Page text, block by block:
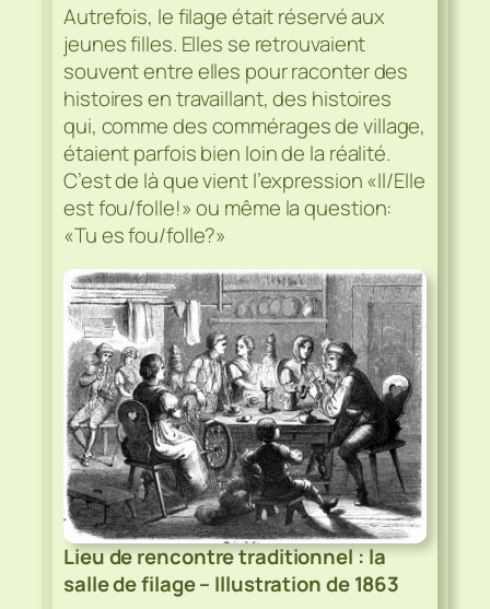
Autrefois, le filage était réservé aux
jeunes filles. Elles se retrouvaient
souvent entre elles pour raconter des
histoires en travaillant, des histoires
qui, comme des commérages de village,
étaient parfois bien loin de la réalité.
C’est de là que vient l’expression «Il/Elle
est fou/folle!» ou même la question:
«Tu es fou/folle?»
Lieu de rencontre traditionnel : la
salle de filage – Illustration de 1863